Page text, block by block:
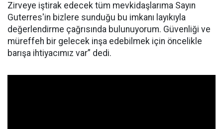
Zirveye iştirak edecek tüm mevkidaşlarıma Sayın
Guterres'in bizlere sunduğu bu imkanı layıkıyla
değerlendirme çağrısında bulunuyorum. Güvenliği ve
müreffeh bir gelecek inşa edebilmek için öncelikle
barışa ihtiyacımız var” dedi.